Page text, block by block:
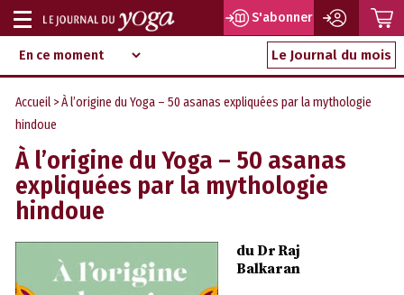
Aller
au
contenu
d‘information
indépendant
Afficher
ou
masquer
la
navigation
S'abonner
Le Journal du mois
Accueil > À l’origine du Yoga – 50 asanas expliquées par la mythologie
hindoue
À l’origine du Yoga – 50 asanas
expliquées par la mythologie
hindoue
du Dr Raj
Balkaran